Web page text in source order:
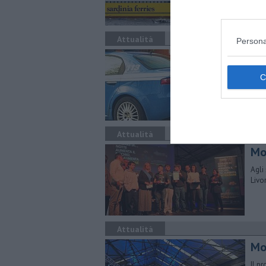
Attualità
Attualità
Agli
Attualità